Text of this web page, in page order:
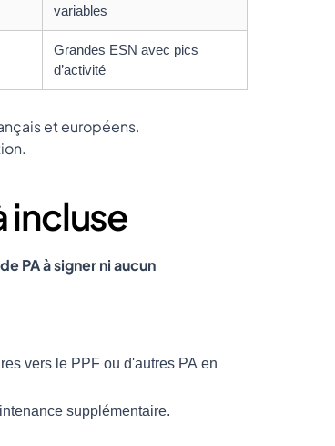
variables
Grandes ESN avec pics
d’activité
et européens.
incluse
PA à signer ni aucun
vers le PPF ou d'autres PA en
supplémentaire.